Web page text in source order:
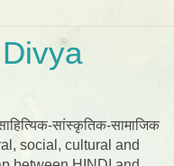
Divya
सांस्कृतिक-सामाजिक
social, cultural and